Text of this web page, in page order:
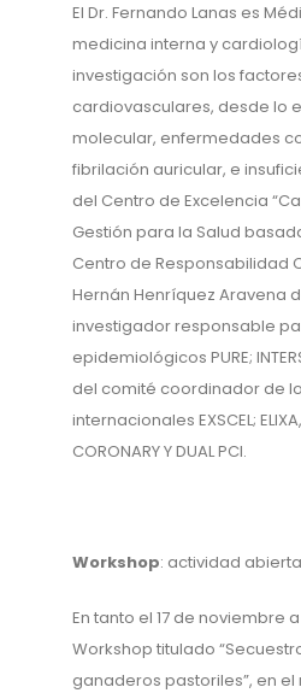
El Dr. Fernando Lanas es
medicina interna y
investigación son los
cardiovasculares, desde lo
molecular, enfermedades
fibrilación auricular, e
del Centro de Excelencia
Gestión para la Salud
Centro de Responsabilidad
Hernán Henríquez Aravena
investigador responsable
epidemiológicos PURE;
del comité coordinador de
internacionales EXSCEL;
CORONARY Y DUAL PCI.
Workshop: actividad
En tanto el 17 de noviembre
Workshop titulado
ganaderos pastoriles”, en